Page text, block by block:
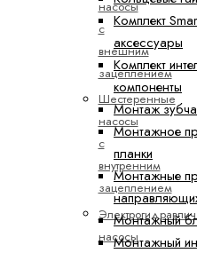
насосы
с
внешним
зацеплением
Шестеренные
насосы
с
внутренним
зацеплением
насосы
Комплект
аксессуары
Комплект
компоненты
Монтаж
Монтажное
планки
Монтажные
Монтажный
Монтажный